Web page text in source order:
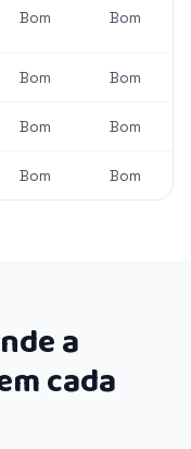
Bom Bom
Bom Bom
Bom Bom
Bom Bom
a
cada